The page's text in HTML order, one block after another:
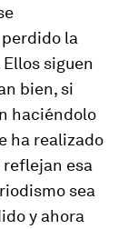
la
siguen
bien, si
haciéndolo
ha realizado
reflejan esa
sea
y ahora